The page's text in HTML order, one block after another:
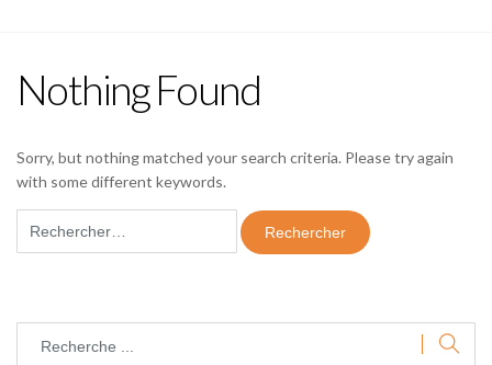
Nothing Found
Sorry, but nothing matched your search criteria. Please try again
with some different keywords.